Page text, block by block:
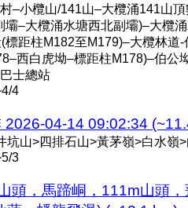
–小欖山/141山–大欖涌141山
–大欖涌水塘西北副壩)–大欖
距柱M182至M179)–大欖林
西白虎坳–標距柱M178)–伯
士總站
4
2026-04-14 09:02:34
山>四排石山>黃茅嶺>白水嶺
3
頭，馬蹄峒，111m山頭